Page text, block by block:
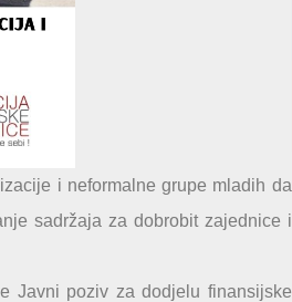
i neformalne grupe mladih da
sadržaja za dobrobit zajednice i
Javni poziv za dodjelu finansijske